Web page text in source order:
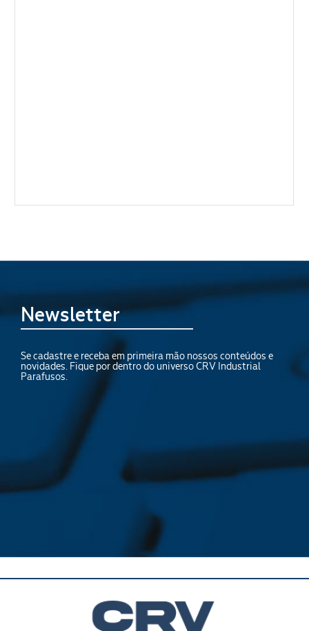
Newsletter
Se cadastre e receba em primeira mão nossos conteúdos e
novidades. Fique por dentro do universo CRV Industrial
Parafusos.